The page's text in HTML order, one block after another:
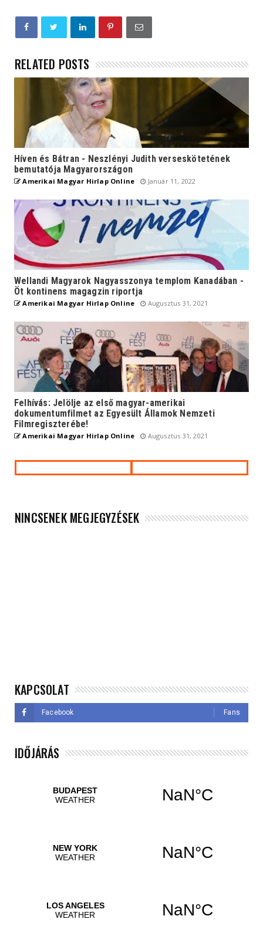
RELATED POSTS
Híven és Bátran - Neszlényi Judith verseskötetének
bemutatója Magyarországon
Amerikai Magyar Hirlap Online Január 11, 2022
Wellandi Magyarok Nagyasszonya templom Kanadában -
Öt kontinens magagzin riportja
Amerikai Magyar Hirlap Online Augusztus 31, 2021
Felhívás: Jelölje az első magyar-amerikai
dokumentumfilmet az Egyesült Államok Nemzeti
Filmregiszterébe!
Amerikai Magyar Hirlap Online Augusztus 31, 2021
NINCSENEK MEGJEGYZÉSEK
KAPCSOLAT
Facebook Fans
IDŐJÁRÁS